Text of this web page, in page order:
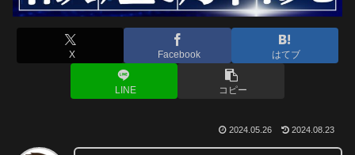
X Facebook はてブ
LINE コピー
2024.05.26 2024.08.23